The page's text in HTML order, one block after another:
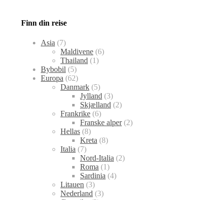
Finn din reise
Asia (7)
Maldivene (6)
Thailand (1)
Bybobil (5)
Europa (62)
Danmark (5)
Jylland (3)
Skjælland (2)
Frankrike (6)
Franske alper(2)
Hellas (8)
Kreta (8)
Italia (7)
Nord-Italia (2)
Roma (1)
Sardinia (4)
Litauen (3)
Nederland (3)